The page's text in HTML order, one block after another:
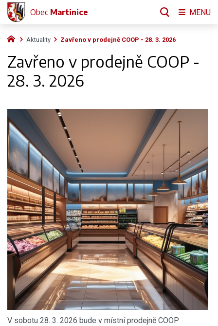
Aktuality Zavřeno v prodejně COOP - 28. 3. 2026
Zavřeno v prodejně COOP -
28. 3. 2026
V sobotu 28. 3. 2026 bude v místní prodejně COOP
Obec Martinice MENU